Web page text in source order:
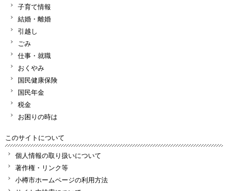
子育て情報
結婚・離婚
引越し
ごみ
仕事・就職
おくやみ
国民健康保険
国民年金
税金
お困りの時は
このサイトについて
個人情報の取り扱いについて
著作権・リンク等
小樽市ホームページの利用方法